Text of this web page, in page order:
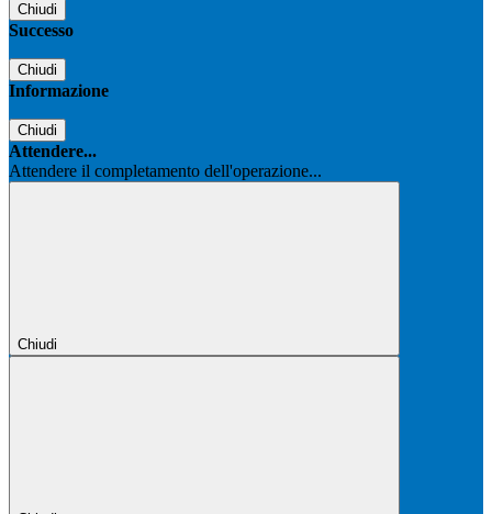
Chiudi
Successo
Chiudi
Informazione
Chiudi
Attendere...
Attendere il completamento dell'operazione...
Chiudi